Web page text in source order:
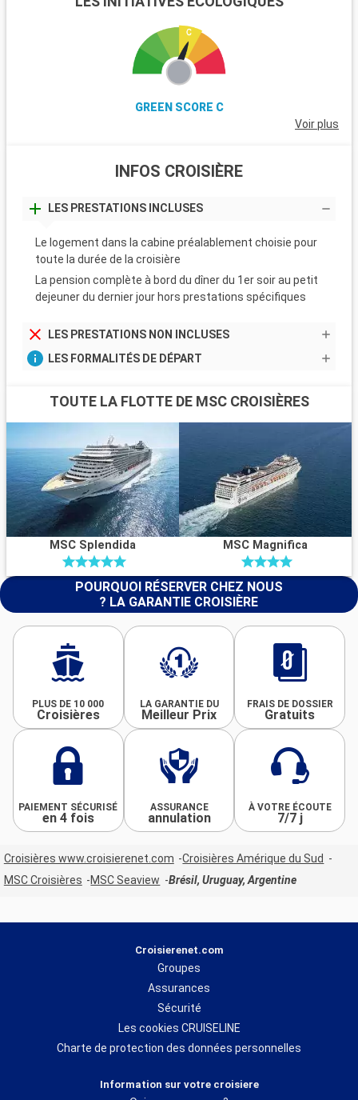
GREEN SCORE C
Voir plus
INFOS CROISIÈRE
LES PRESTATIONS INCLUSES
Le logement dans la cabine préalablement choisie pour
toute la durée de la croisière
La pension complète à bord du dîner du 1er soir au petit
dejeuner du dernier jour hors prestations spécifiques
LES PRESTATIONS NON INCLUSES
LES FORMALITÉS DE DÉPART
TOUTE LA FLOTTE DE MSC CROISIÈRES
MSC Splendida MSC Magnifica
POURQUOI RÉSERVER CHEZ NOUS
? LA GARANTIE CROISIÈRE
PLUS DE 10 000
Croisières
LA GARANTIE DU
Meilleur Prix
FRAIS DE DOSSIER
Gratuits
PAIEMENT SÉCURISÉ
en 4 fois
ASSURANCE
annulation
À VOTRE ÉCOUTE
7/7 j
Croisières www.croisierenet.com
Croisières Amérique du Sud
MSC Croisières
MSC Seaview Brésil, Uruguay, Argentine
Croisierenet.com
Groupes
Assurances
Sécurité
Les cookies CRUISELINE
Charte de protection des données personnelles
Information sur votre croisiere